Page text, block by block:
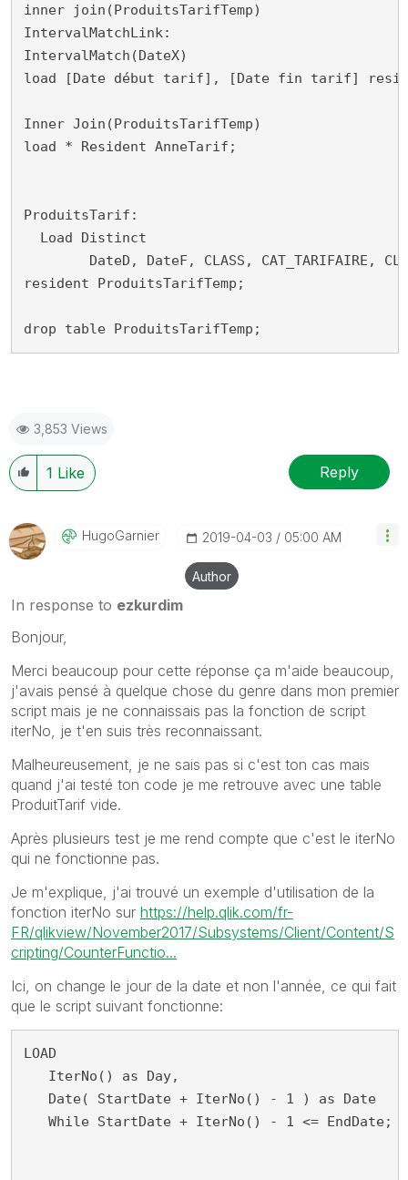
inner join(ProduitsTarifTemp)
IntervalMatchLink:
IntervalMatch(DateX)
load [Date début tarif], [Date fin tarif]
Inner Join(ProduitsTarifTemp)
load * Resident AnneTarif;
ProduitsTarif:
  Load Distinct
resident ProduitsTarifTemp;
drop table ProduitsTarifTemp;
3,853 Views
1 Like Reply
HugoGarnier ‎2019-04-03 05:00 AM
Author
In response to ezkurdim
Bonjour,
Merci beaucoup pour cette réponse ça m'aide beaucoup,
j'avais pensé à quelque chose du genre dans mon premier
script mais je ne connaissais pas la fonction de script
iterNo, je t'en suis très reconnaissant.
Malheureusement, je ne sais pas si c'est ton cas mais
quand j'ai testé ton code je me retrouve avec une table
ProduitTarif vide.
Après plusieurs test je me rend compte que c'est le iterNo
qui ne fonctionne pas.
Je m'explique, j'ai trouvé un exemple d'utilisation de la
fonction iterNo sur https://help.qlik.com/fr-
FR/qlikview/November2017/Subsystems/Client/Content/S
cripting/CounterFunctio...
Ici, on change le jour de la date et non l'année, ce qui fait
que le script suivant fonctionne:
LOAD
IterNo() as Day,
Date( StartDate + IterNo() - 1 ) as Date
While StartDate + IterNo() - 1 <= EndDate;